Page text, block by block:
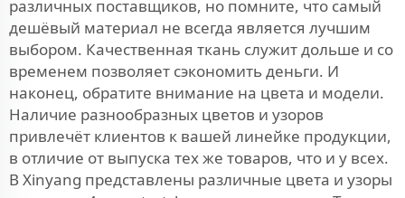
различных поставщиков, но помните, что самый
дешёвый материал не всегда является лучшим
выбором. Качественная ткань служит дольше и со
временем позволяет сэкономить деньги. И
наконец, обратите внимание на цвета и модели.
Наличие разнообразных цветов и узоров
привлечёт клиентов к вашей линейке продукции,
в отличие от выпуска тех же товаров, что и у всех.
В Xinyang представлены различные цвета и узоры